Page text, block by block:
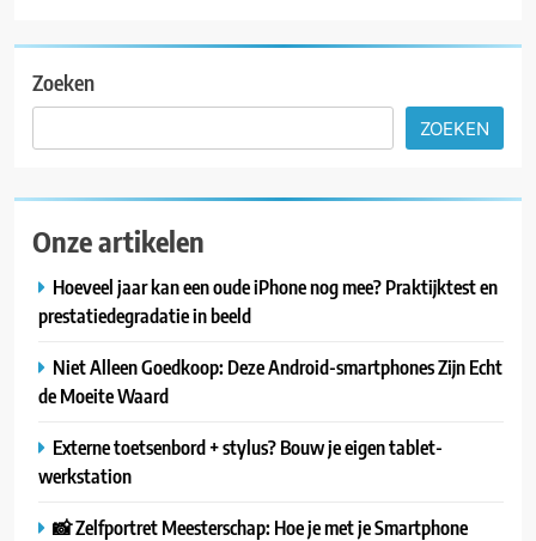
Zoeken
ZOEKEN
Onze artikelen
Hoeveel jaar kan een oude iPhone nog mee? Praktijktest en
prestatiedegradatie in beeld
Niet Alleen Goedkoop: Deze Android-smartphones Zijn Echt
de Moeite Waard
Externe toetsenbord + stylus? Bouw je eigen tablet-
werkstation
📸 Zelfportret Meesterschap: Hoe je met je Smartphone